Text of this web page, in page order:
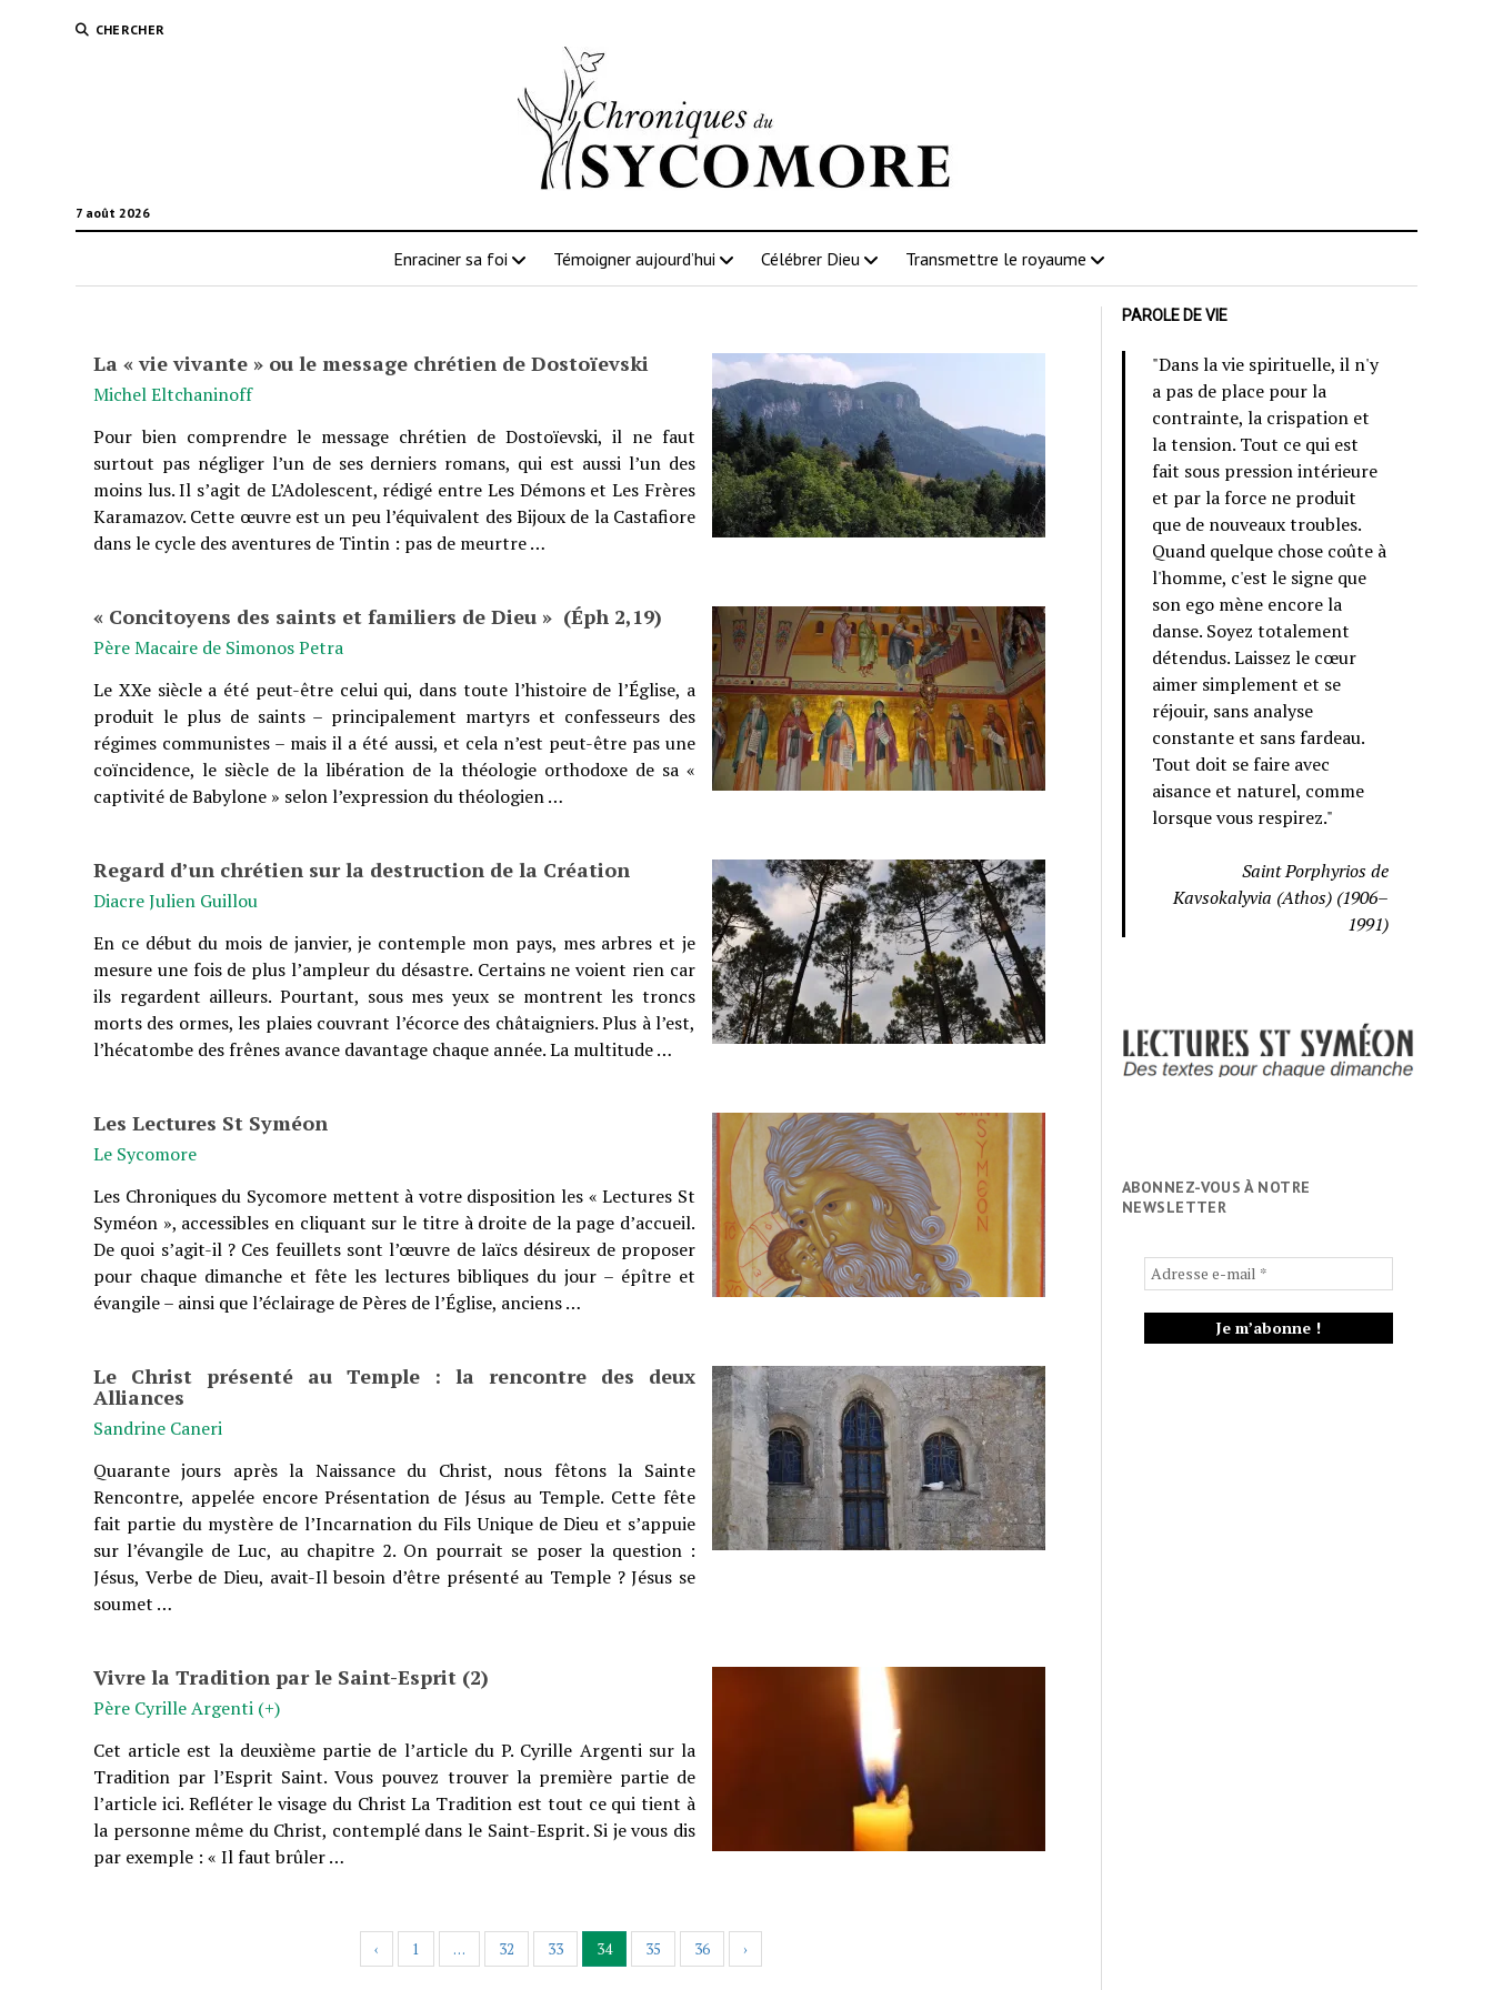
CHERCHER
7 août 2026
Enraciner sa foi Témoigner aujourd’hui Célébrer Dieu Transmettre le royaume
La « vie vivante » ou le message chrétien de Dostoïevski
Michel Eltchaninoff
Pour bien comprendre le message chrétien de Dostoïevski, il ne faut
surtout pas négliger l’un de ses derniers romans, qui est aussi l’un des
moins lus. Il s’agit de L’Adolescent, rédigé entre Les Démons et Les Frères
Karamazov. Cette œuvre est un peu l’équivalent des Bijoux de la Castafiore
dans le cycle des aventures de Tintin : pas de meurtre …
« Concitoyens des saints et familiers de Dieu » (Éph 2,19)
Père Macaire de Simonos Petra
Le XXe siècle a été peut-être celui qui, dans toute l’histoire de l’Église, a
produit le plus de saints – principalement martyrs et confesseurs des
régimes communistes – mais il a été aussi, et cela n’est peut-être pas une
coïncidence, le siècle de la libération de la théologie orthodoxe de sa «
captivité de Babylone » selon l’expression du théologien …
Regard d’un chrétien sur la destruction de la Création
Diacre Julien Guillou
En ce début du mois de janvier, je contemple mon pays, mes arbres et je
mesure une fois de plus l’ampleur du désastre. Certains ne voient rien car
ils regardent ailleurs. Pourtant, sous mes yeux se montrent les troncs
morts des ormes, les plaies couvrant l’écorce des châtaigniers. Plus à l’est,
l’hécatombe des frênes avance davantage chaque année. La multitude …
Les Lectures St Syméon
Le Sycomore
Les Chroniques du Sycomore mettent à votre disposition les « Lectures St
Syméon », accessibles en cliquant sur le titre à droite de la page d’accueil.
De quoi s’agit-il ? Ces feuillets sont l’œuvre de laïcs désireux de proposer
pour chaque dimanche et fête les lectures bibliques du jour – épître et
évangile – ainsi que l’éclairage de Pères de l’Église, anciens …
Le Christ présenté au Temple : la rencontre des deux
Alliances
Sandrine Caneri
Quarante jours après la Naissance du Christ, nous fêtons la Sainte
Rencontre, appelée encore Présentation de Jésus au Temple. Cette fête
fait partie du mystère de l’Incarnation du Fils Unique de Dieu et s’appuie
sur l’évangile de Luc, au chapitre 2. On pourrait se poser la question :
Jésus, Verbe de Dieu, avait-Il besoin d’être présenté au Temple ? Jésus se
soumet …
Vivre la Tradition par le Saint-Esprit (2)
Père Cyrille Argenti (+)
Cet article est la deuxième partie de l’article du P. Cyrille Argenti sur la
Tradition par l’Esprit Saint. Vous pouvez trouver la première partie de
l’article ici. Refléter le visage du Christ La Tradition est tout ce qui tient à
la personne même du Christ, contemplé dans le Saint-Esprit. Si je vous dis
par exemple : « Il faut brûler …
‹ 1 … 32 33 34 35 36 ›
PAROLE DE VIE
"Dans la vie spirituelle, il n'y
a pas de place pour la
contrainte, la crispation et
la tension. Tout ce qui est
fait sous pression intérieure
et par la force ne produit
que de nouveaux troubles.
Quand quelque chose coûte à
l'homme, c'est le signe que
son ego mène encore la
danse. Soyez totalement
détendus. Laissez le cœur
aimer simplement et se
réjouir, sans analyse
constante et sans fardeau.
Tout doit se faire avec
aisance et naturel, comme
lorsque vous respirez."
Saint Porphyrios de
Kavsokalyvia (Athos) (1906–
1991)
ABONNEZ-VOUS À NOTRE
NEWSLETTER